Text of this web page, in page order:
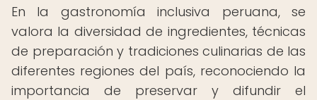
En la gastronomía inclusiva peruana, se
valora la diversidad de ingredientes, técnicas
de preparación y tradiciones culinarias de las
diferentes regiones del país, reconociendo la
importancia de preservar y difundir el